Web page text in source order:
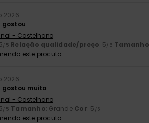
2026
gostou
- Castelhano
/5 Relação qualidade/preço: 5/5 Tamanho
este produto
2026
gostou muito
- Castelhano
/5 Tamanho: Grande Cor: 5 /5
este produto